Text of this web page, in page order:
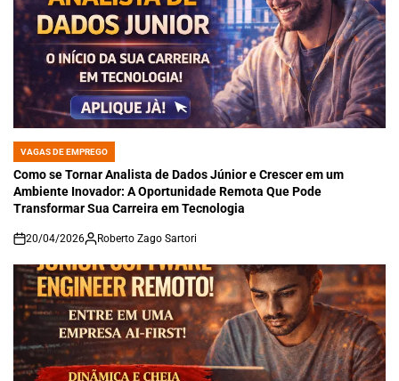
POSTED
IN
VAGAS DE EMPREGO
Como se Tornar Analista de Dados Júnior e Crescer em um
Ambiente Inovador: A Oportunidade Remota Que Pode
Transformar Sua Carreira em Tecnologia
on
20/04/2026 Roberto Zago Sartori